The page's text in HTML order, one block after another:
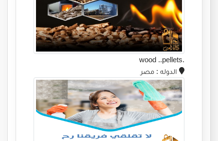
الدوله: مصر